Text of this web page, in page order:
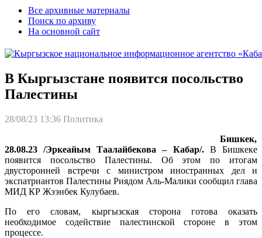
Все архивные материалы
Поиск по архиву
На основной сайт
В Кыргызстане появится посольство
Палестины
28/08/23 13:36 Политика
Бишкек,
28.08.23 /Эркеайым Таалайбекова – Кабар/.В Бишкеке
появится посольство Палестины. Об этом по итогам
двусторонней встречи с министром иностранных дел и
экспатриантов Палестины Риядом Аль-Малики сообщил глава
МИД КР Жээнбек Кулубаев.
По его словам, кыргызская сторона готова оказать
необходимое содействие палестинской стороне в этом
процессе.